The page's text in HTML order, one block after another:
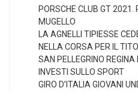
PORSCHE CLUB GT 2021.
MUGELLO
LA AGNELLI TIPIESSE
NELLA CORSA PER IL
SAN PELLEGRINO REGINA
INVESTI SULLO SPORT
GIRO D’ITALIA GIOVANI